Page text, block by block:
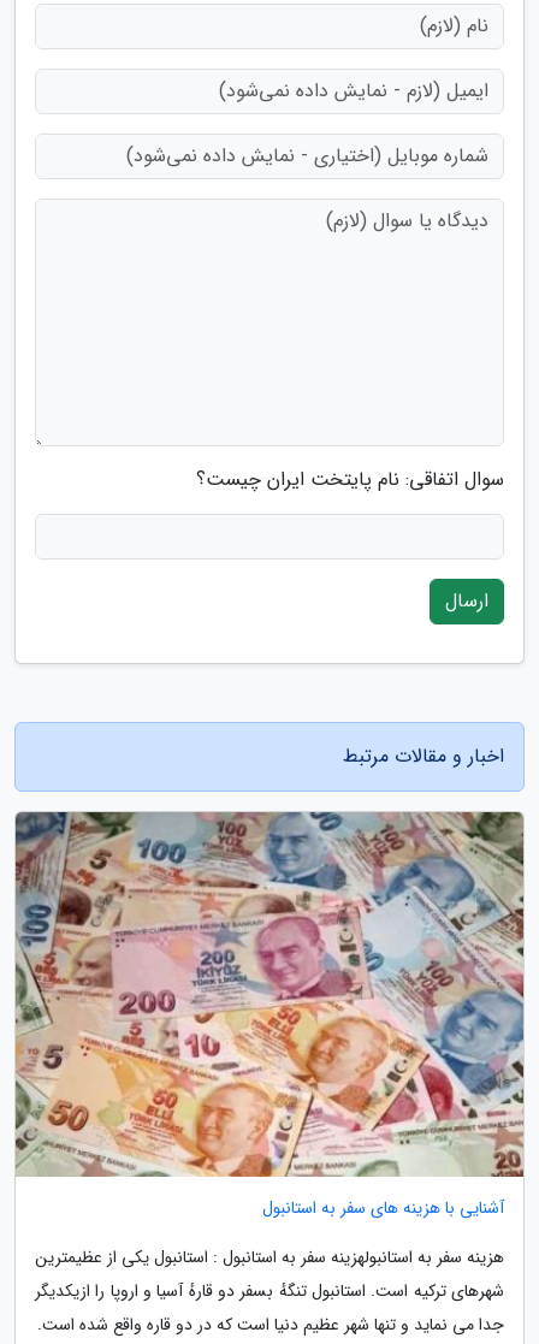
سوال اتفاقی: نام پایتخت ایران چیست؟
ارسال
اخبار و مقالات مرتبط
آشنایی با هزینه های سفر به استانبول
هزینه سفر به استانبولهزینه سفر به استانبول : استانبول یکی از عظیمترین
شهرهای ترکیه است. استانبول تنگهٔ بسفر دو قارهٔ آسیا و اروپا را ازیکدیگر
جدا می نماید و تنها شهر عظیم دنیا است که در دو قاره واقع شده است.